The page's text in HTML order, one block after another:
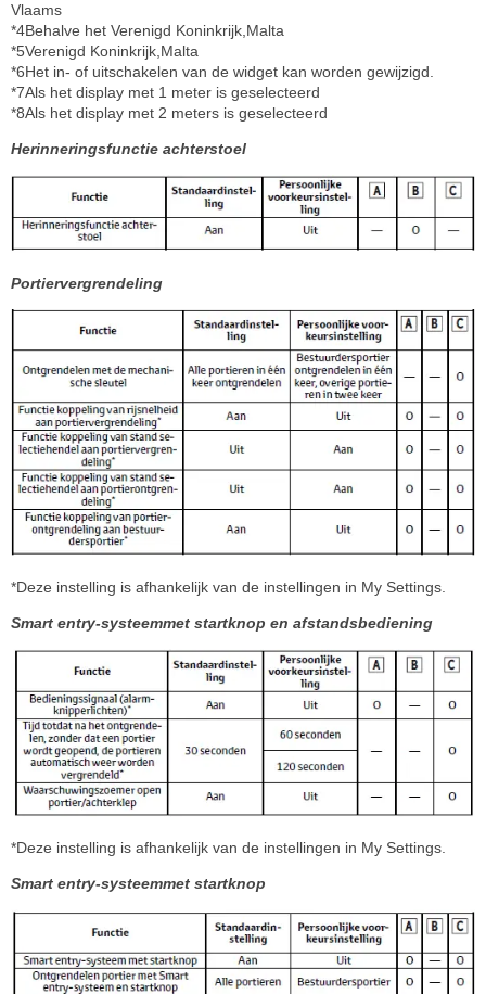
Vlaams
*4Behalve het Verenigd Koninkrijk,Malta
*5Verenigd Koninkrijk,Malta
*6Het in- of uitschakelen van de widget kan worden gewijzigd.
*7Als het display met 1 meter is geselecteerd
*8Als het display met 2 meters is geselecteerd
Herinneringsfunctie achterstoel
Portiervergrendeling
*Deze instelling is afhankelijk van de instellingen in My Settings.
Smart entry-systeemmet startknop en afstandsbediening
*Deze instelling is afhankelijk van de instellingen in My Settings.
Smart entry-systeemmet startknop